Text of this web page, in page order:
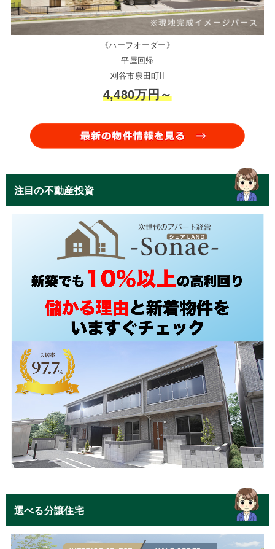
《ハーフオーダー》
平屋回帰
刈谷市泉田町II
4,480万円～
注目の不動産投資
選べる分譲住宅